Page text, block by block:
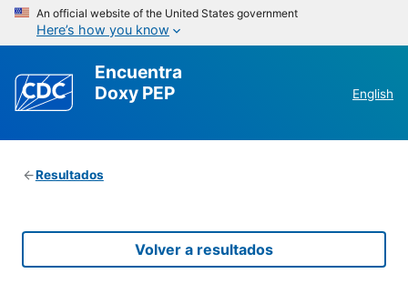
An official website of the United States government
Here’s how you know
Encuentra
Doxy PEP
English
Resultados
Volver a resultados